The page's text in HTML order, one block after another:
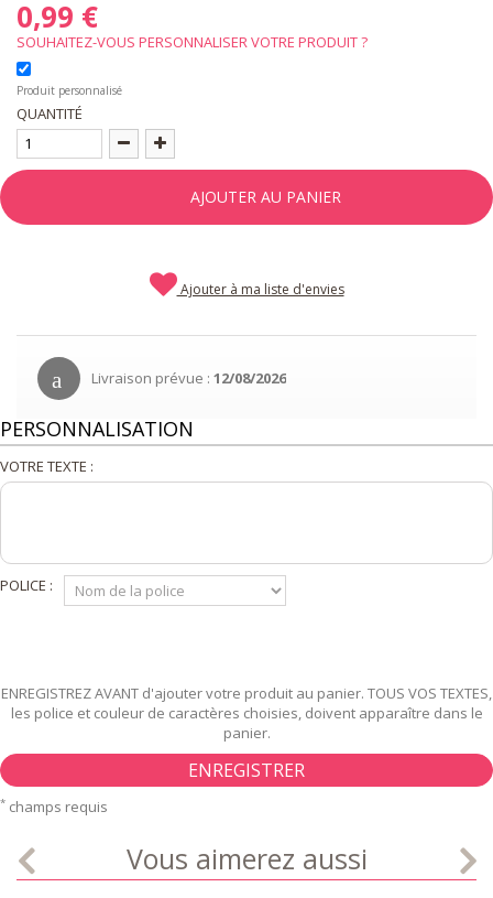
0,99 €
Produit personnalisé
QUANTITÉ
AJOUTER AU PANIER
Ajouter à ma liste d'envies
Livraison prévue : 12/08/2026
PERSONNALISATION
VOTRE TEXTE :
POLICE :
ENREGISTREZ AVANT d'ajouter votre produit au panier. TOUS VOS TEXTES,
les police et couleur de caractères choisies, doivent apparaître dans le
panier.
ENREGISTRER
* champs requis
Vous aimerez aussi